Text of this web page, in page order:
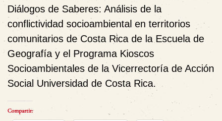
Diálogos de Saberes: Análisis de la
conflictividad socioambiental en territorios
comunitarios de Costa Rica de la Escuela de
Geografía y el Programa Kioscos
Socioambientales de la Vicerrectoría de Acción
Social Universidad de Costa Rica.
Compartir: